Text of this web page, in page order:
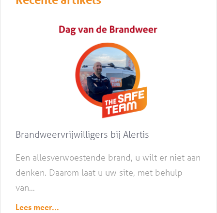
Brandweervrijwilligers bij Alertis
Een allesverwoestende brand, u wilt er niet aan
denken. Daarom laat u uw site, met behulp
van...
Lees meer...